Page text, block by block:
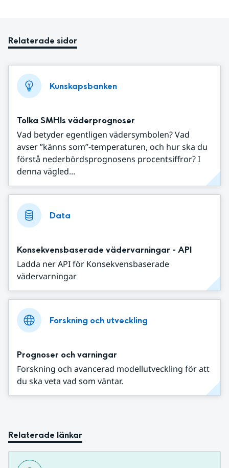
Relaterade sidor
Kunskapsbanken
Tolka SMHIs väderprognoser
Vad betyder egentligen vädersymbolen? Vad
avser ”känns som”-temperaturen, och hur ska du
förstå nederbördsprognosens procentsiffror? I
denna vägled...
Data
Konsekvensbaserade vädervarningar - API
Ladda ner API för Konsekvensbaserade
vädervarningar
Forskning och utveckling
Prognoser och varningar
Forskning och avancerad modellutveckling för att
du ska veta vad som väntar.
Relaterade länkar